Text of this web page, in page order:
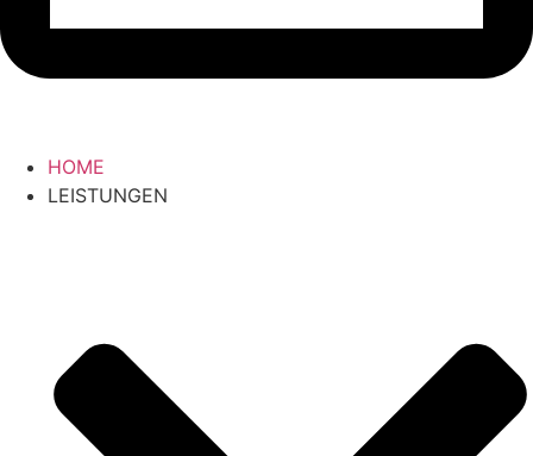
HOME
LEISTUNGEN